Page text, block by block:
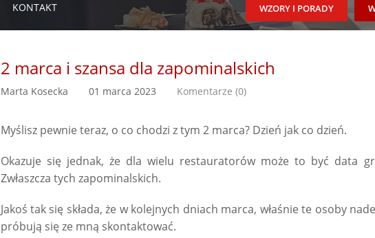
KONTAKT WZORY I PORADY
2 marca i szansa dla zapominalskich
Marta Kosecka 01 marca 2023 Komentarze (0)
Myślisz pewnie teraz, o co chodzi z tym 2 marca? Dzień jak co dzień.
Okazuje się jednak, że dla wielu restauratorów może to być data
Zwłaszcza tych zapominalskich.
Jakoś tak się składa, że w kolejnych dniach marca, właśnie te osoby
próbują się ze mną skontaktować.